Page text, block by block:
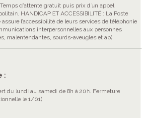
d’attente gratuit puis prix d’un appel
HANDICAP ET ACCESSIBILITÉ : La Poste
assure l’accessibilité de leurs services de téléphonie
interpersonnelles aux personnes
malentendantes, sourds-aveugles et ap)
:
du lundi au samedi de 8h à 20h. Fermeture
le 1/01)